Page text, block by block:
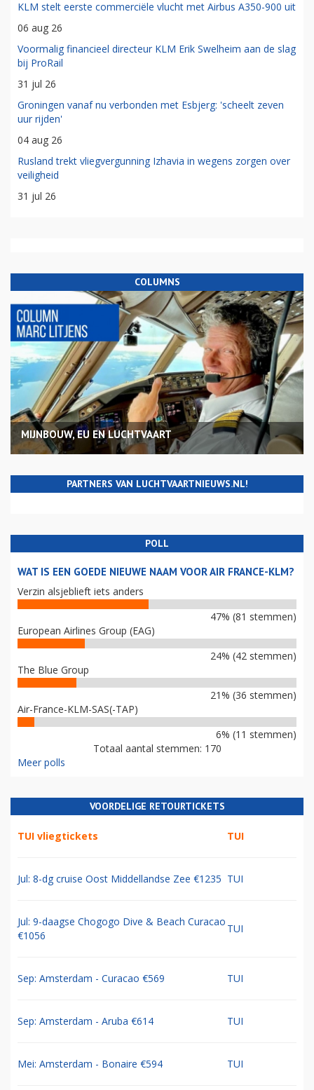
KLM stelt eerste commerciële vlucht met Airbus A350-900 uit
06 aug 26
Voormalig financieel directeur KLM Erik Swelheim aan de slag
bij ProRail
31 jul 26
Groningen vanaf nu verbonden met Esbjerg: 'scheelt zeven
uur rijden'
04 aug 26
Rusland trekt vliegvergunning Izhavia in wegens zorgen over
veiligheid
31 jul 26
COLUMNS
MIJNBOUW, EU EN LUCHTVAART
PARTNERS VAN LUCHTVAARTNIEUWS.NL!
POLL
WAT IS EEN GOEDE NIEUWE NAAM VOOR AIR FRANCE-KLM?
Verzin alsjeblieft iets anders
47% (81 stemmen)
European Airlines Group (EAG)
24% (42 stemmen)
The Blue Group
21% (36 stemmen)
Air-France-KLM-SAS(-TAP)
6% (11 stemmen)
Totaal aantal stemmen: 170
Meer polls
VOORDELIGE RETOURTICKETS
TUI vliegtickets TUI
Jul: 8-dg cruise Oost Middellandse Zee €1235 TUI
Jul: 9-daagse Chogogo Dive & Beach Curacao
€1056
TUI
Sep: Amsterdam - Curacao €569 TUI
Sep: Amsterdam - Aruba €614 TUI
Mei: Amsterdam - Bonaire €594 TUI